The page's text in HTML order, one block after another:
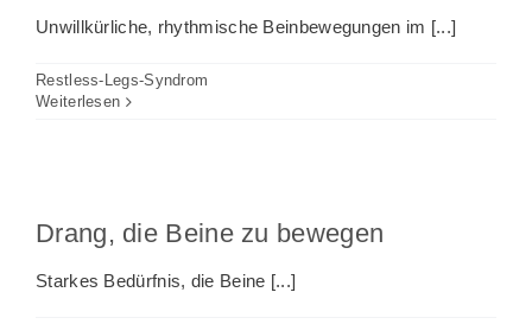
Unwillkürliche, rhythmische Beinbewegungen im [...]
Restless-Legs-Syndrom
Weiterlesen
Drang, die Beine zu bewegen
Starkes Bedürfnis, die Beine [...]